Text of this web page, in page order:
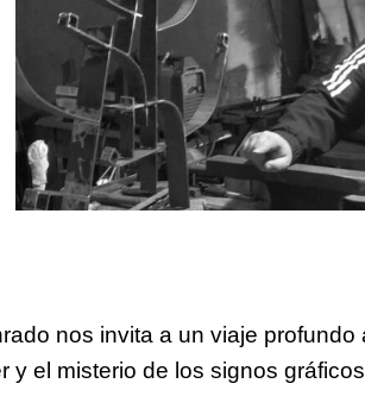
nos invita a un viaje
y el misterio de los signos